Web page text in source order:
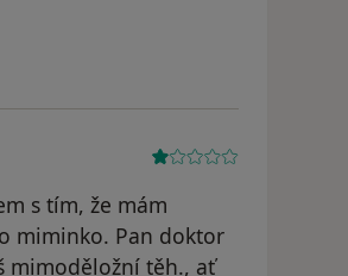
s tím, že mám
miminko. Pan doktor
mimoděložní těh., ať